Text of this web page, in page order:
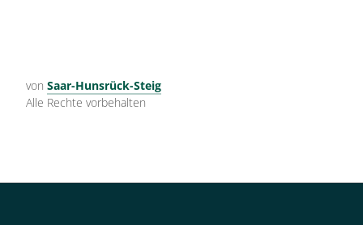
von Saar-Hunsrück-Steig
Alle Rechte vorbehalten